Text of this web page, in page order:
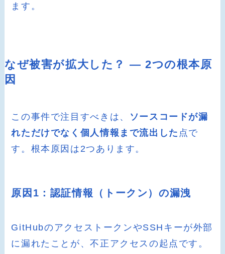
ます。
なぜ被害が拡大した？ ― 2つの根本原
因
この事件で注目すべきは、
ソースコードが漏
れただけでなく個人情報まで流出した 点で
す。根本原因は2つあります。
原因1：認証情報（トークン）の漏洩
GitHubのアクセストークンやSSHキーが外部
に漏れたことが、不正アクセスの起点です。